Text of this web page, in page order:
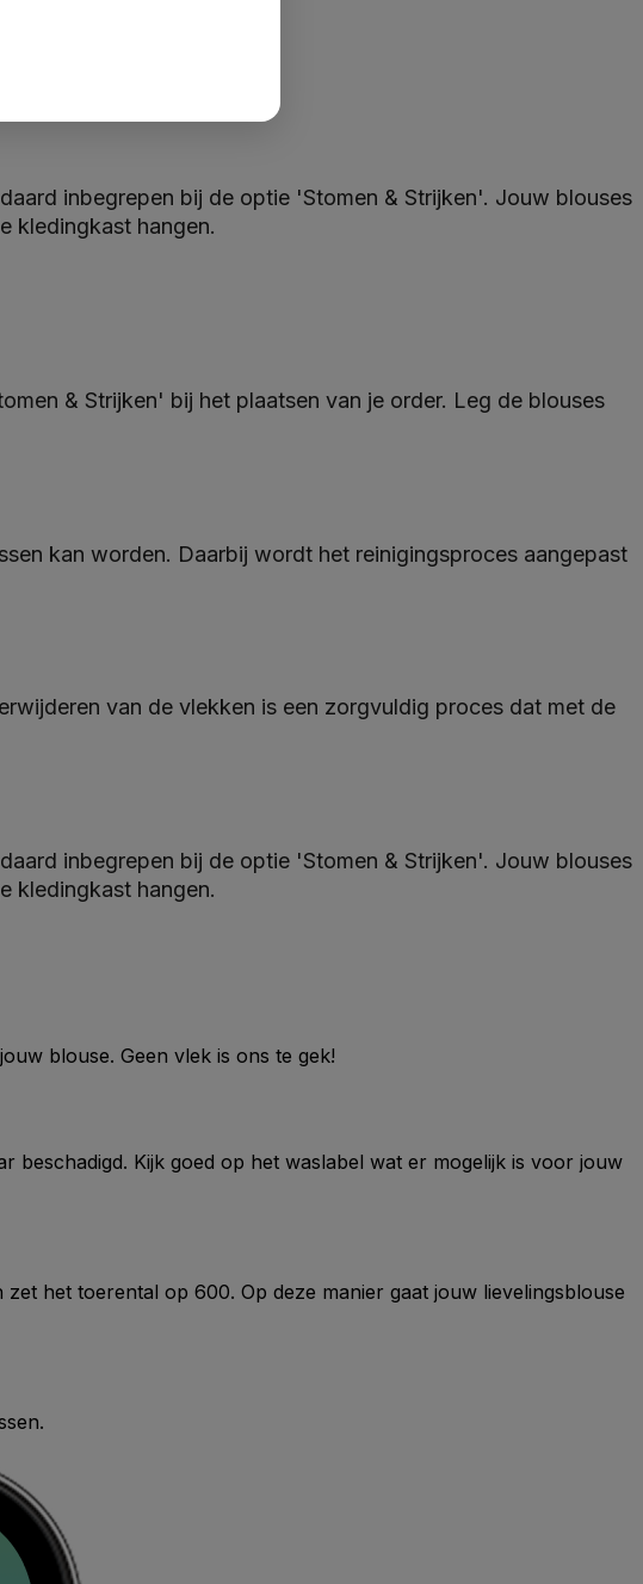
inbegrepen bij de optie 'Stomen & Strijken'. Jouw blouses
kledingkast hangen.
& Strijken' bij het plaatsen van je order. Leg de blouses
kan worden. Daarbij wordt het reinigingsproces aangepast
van de vlekken is een zorgvuldig proces dat met de
inbegrepen bij de optie 'Stomen & Strijken'. Jouw blouses
kledingkast hangen.
blouse. Geen vlek is ons te gek!
Kijk goed op het waslabel wat er mogelijk is voor jouw
het toerental op 600. Op deze manier gaat jouw lievelingsblouse